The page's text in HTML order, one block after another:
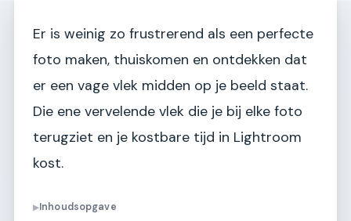
Er is weinig zo frustrerend als een perfecte
foto maken, thuiskomen en ontdekken dat
er een vage vlek midden op je beeld staat.
Die ene vervelende vlek die je bij elke foto
terugziet en je kostbare tijd in Lightroom
kost.
▶Inhoudsopgave